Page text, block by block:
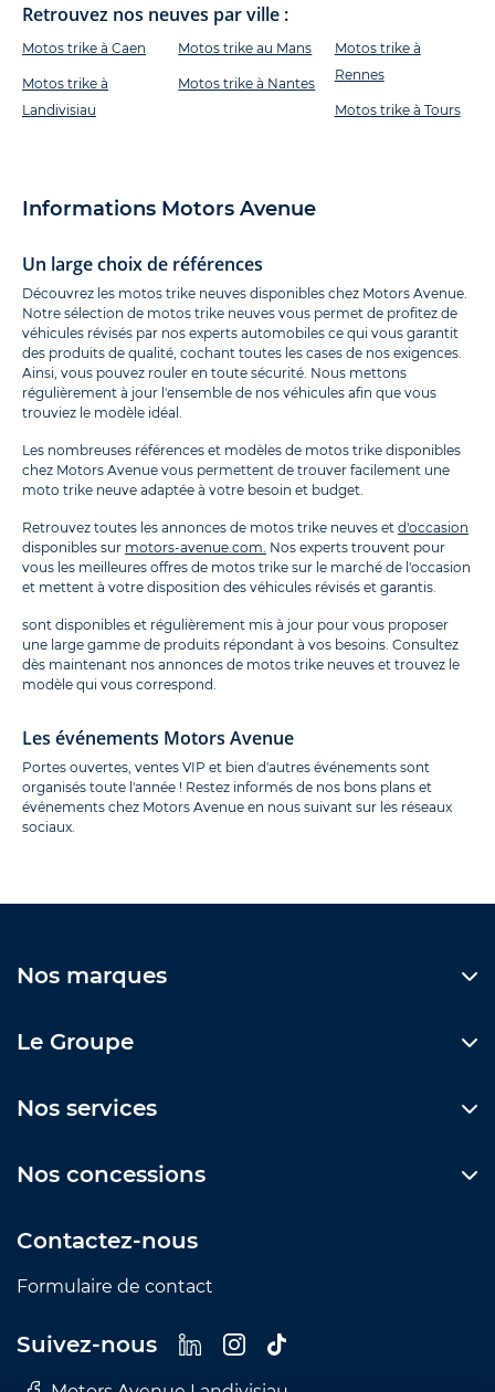
Retrouvez nos neuves par ville :
Motos trike à Caen
Motos trike à
Landivisiau
Motos trike au Mans
Motos trike à Nantes
Motos trike à
Rennes
Motos trike à Tours
Informations Motors Avenue
Un large choix de références
Découvrez les motos trike neuves disponibles chez Motors Avenue.
Notre sélection de motos trike neuves vous permet de profitez de
véhicules révisés par nos experts automobiles ce qui vous garantit
des produits de qualité, cochant toutes les cases de nos exigences.
Ainsi, vous pouvez rouler en toute sécurité. Nous mettons
régulièrement à jour l'ensemble de nos véhicules afin que vous
trouviez le modèle idéal.
Les nombreuses références et modèles de motos trike disponibles
chez Motors Avenue vous permettent de trouver facilement une
moto trike neuve adaptée à votre besoin et budget.
Retrouvez toutes les annonces de motos trike neuves et d'occasion
disponibles sur motors-avenue.com. Nos experts trouvent pour
vous les meilleures offres de motos trike sur le marché de l'occasion
et mettent à votre disposition des véhicules révisés et garantis.
sont disponibles et régulièrement mis à jour pour vous proposer
une large gamme de produits répondant à vos besoins. Consultez
dès maintenant nos annonces de motos trike neuves et trouvez le
modèle qui vous correspond.
Les événements Motors Avenue
Portes ouvertes, ventes VIP et bien d'autres événements sont
organisés toute l'année ! Restez informés de nos bons plans et
événements chez Motors Avenue en nous suivant sur les réseaux
sociaux.
Nos marques
Le Groupe
Nos services
Nos concessions
Contactez-nous
Formulaire de contact
Suivez-nous